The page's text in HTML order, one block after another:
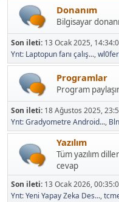
Donanım
Bilgisayar
Son ileti: 13 Ocak 2025,
Ynt: Laptopun fanı çalış...,
Programlar
Program
Son ileti: 18 Ağustos 2025,
Ynt: Gradyometre Android...,
Yazılım
Tüm yazılım
cevap
Son ileti: 13 Ocak 2026,
Ynt: Yeni Yapay Zeka Des...,